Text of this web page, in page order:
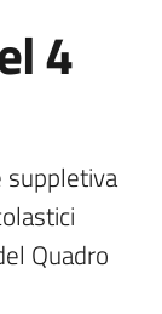
4
suppletiva
Quadro